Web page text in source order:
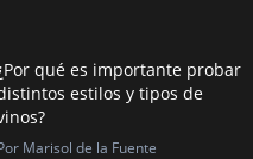
qué es importante probar
estilos y tipos de
Marisol de la Fuente